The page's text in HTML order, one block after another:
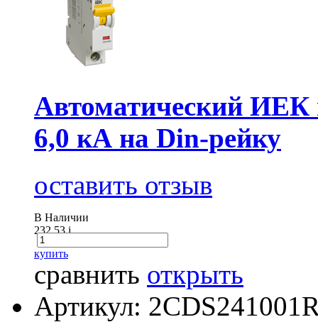
Автоматический
6,0 кА на Din-рейку
оставить отзыв
В Наличии
232.53i
купить
сравнить открыть
Артикул: